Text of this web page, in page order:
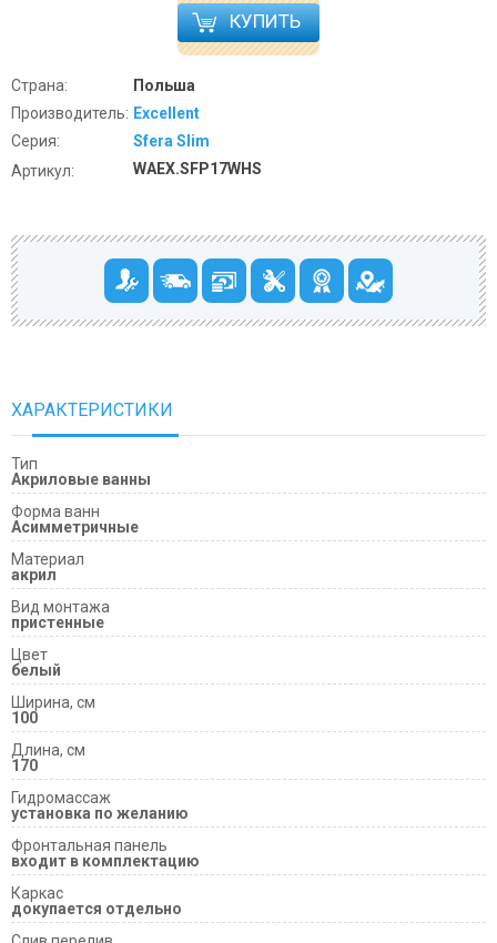
КУПИТЬ
Страна:
Польша
Производитель: Excellent
Серия:
Sfera Slim
Артикул:
WAEX.SFP17WHS
ХАРАКТЕРИСТИКИ
Тип
Акриловые ванны
Форма ванн
Асимметричные
Материал
акрил
Вид монтажа
пристенные
Цвет
белый
Ширина, см
100
Длина, см
170
Гидромассаж
установка по желанию
Фронтальная панель
входит в комплектацию
Каркас
докупается отдельно